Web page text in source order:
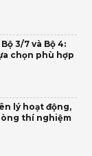
3/7 và Bộ 4:
chọn phù hợp
lý hoạt động,
thí nghiệm